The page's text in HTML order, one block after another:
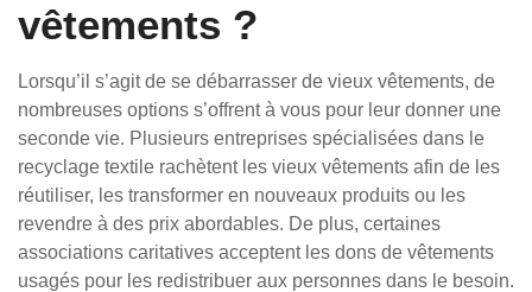
vêtements ?
Lorsqu’il s’agit de se débarrasser de vieux vêtements, de
nombreuses options s’offrent à vous pour leur donner une
seconde vie. Plusieurs entreprises spécialisées dans le
recyclage textile rachètent les vieux vêtements afin de les
réutiliser, les transformer en nouveaux produits ou les
revendre à des prix abordables. De plus, certaines
associations caritatives acceptent les dons de vêtements
usagés pour les redistribuer aux personnes dans le besoin.